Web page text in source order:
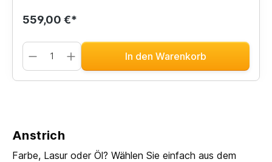
559,00 €*
In den Warenkorb
Anstrich
Farbe, Lasur oder Öl? Wählen Sie einfach aus dem